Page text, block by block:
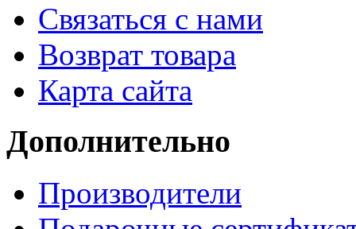
Связаться с нами
Возврат товара
Карта сайта
Дополнительно
Производители